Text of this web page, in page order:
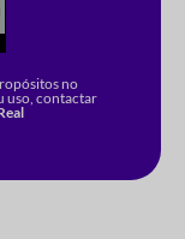
no
uso, contactar